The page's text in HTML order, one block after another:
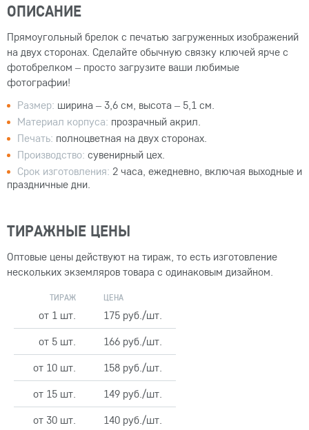
ОПИСАНИЕ
Прямоугольный брелок с печатью загруженных изображений
на двух сторонах. Сделайте обычную связку ключей ярче с
фотобрелком – просто загрузите ваши любимые
фотографии!
Размер: ширина – 3,6 см, высота – 5,1 см.
Материал корпуса: прозрачный акрил.
Печать: полноцветная на двух сторонах.
Производство: сувенирный цех.
Срок изготовления: 2 часа, ежедневно, включая выходные и
праздничные дни.
ТИРАЖНЫЕ ЦЕНЫ
Оптовые цены действуют на тираж, то есть изготовление
нескольких экземляров товара с одинаковым дизайном.
ТИРАЖ ЦЕНА
от 1 шт.
175 руб./шт.
от 5 шт.
166 руб./шт.
от 10 шт.
158 руб./шт.
от 15 шт.
149 руб./шт.
от 30 шт.
140 руб./шт.